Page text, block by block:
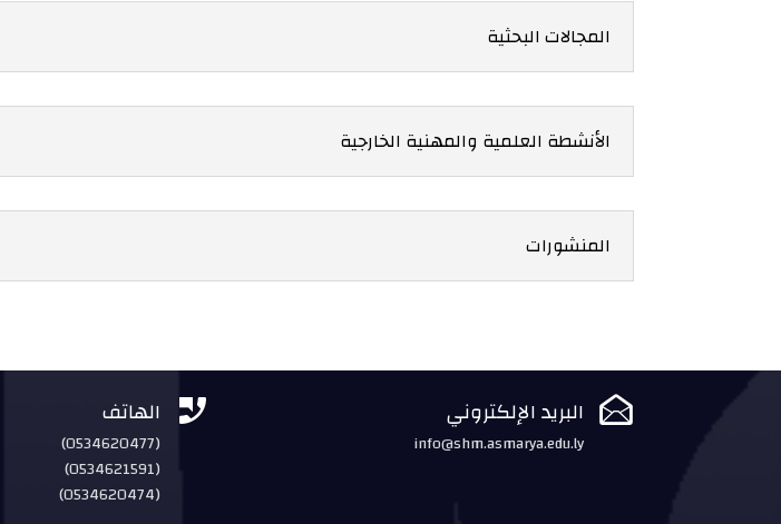
المجالات البحثية
الأنشطة العلمية والمهنية الخارجية
المنشورات
 البريد الإلكتروني
info@shm.asmarya.edu.ly
 الهاتف
(0534620477)
(0534621591)
(0534620474)